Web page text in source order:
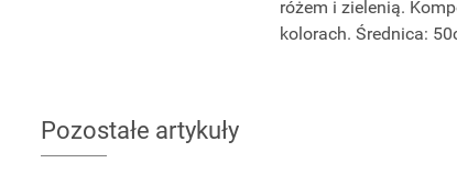
różem i zielenią.
kolorach. Średnica:
Pozostałe artykuły